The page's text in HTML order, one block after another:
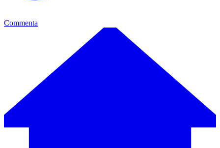
Commenta